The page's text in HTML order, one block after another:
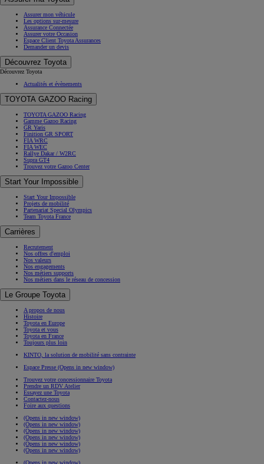
Assurer mon véhicule
Les options sur-mesure
Assurance Connectée
Assurer votre Occasion
Espace Client Toyota Assurances
Demander un devis
Découvrez Toyota
Découvrez Toyota
Actualités et évènements
TOYOTA GAZOO Racing
TOYOTA GAZOO Racing
Gamme Gazoo Racing
GR Yaris
Finition GR SPORT
FIA WRC
FIA WEC
Rallye Dakar / W2RC
Supra GT4
Trouvez votre Gazoo Center
Start Your Impossible
Start Your Impossible
Projets de mobilité
Partenariat Special Olympics
Team Toyota France
Carrières
Recrutement
Nos offres d'emploi
Nos valeurs
Nos engagements
Nos métiers supports
Nos métiers dans le réseau de concession
Le Groupe Toyota
A propos de nous
Histoire
Toyota en Europe
Toyota et vous
Toyota en France
Toujours plus loin
KINTO, la solution de mobilité sans contrainte
Espace Presse (Opens in new window)
Trouvez votre concessionnaire Toyota
Prendre un RDV Atelier
Essayez une Toyota
Contactez-nous
Foire aux questions
(Opens in new window)
(Opens in new window)
(Opens in new window)
(Opens in new window)
(Opens in new window)
(Opens in new window)
(Opens in new window)